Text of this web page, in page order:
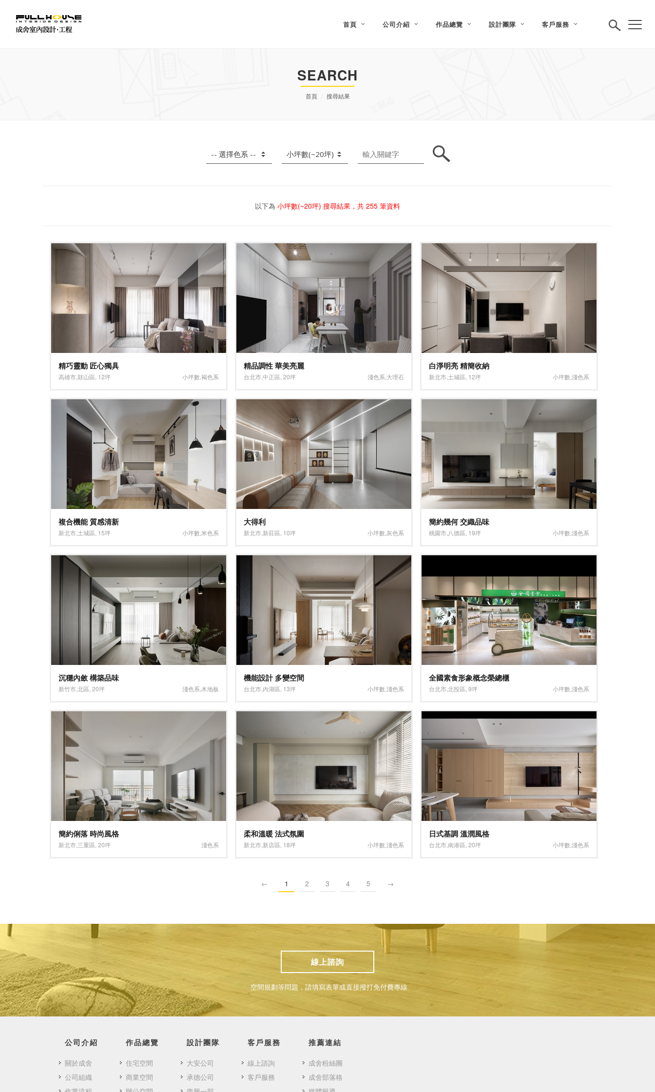
首頁 公司介紹 作品總覽 設計團隊 客戶服務
SEARCH
首頁 搜尋結果
以下為 小坪數(~20坪) 搜尋結果，共 255 筆資料
精巧靈動 匠心獨具
高雄市 鼓山區 12坪 小坪數 褐色系
精品調性 華美亮麗
台北市中正區 20坪 淺色系 大理石
白淨明亮 精簡收納
新北市 土城區 12坪 小坪數 淺色系
複合機能 質感清新
新北市 土城區 15坪 小坪數 米色系
大得利
新北市 新莊區 10坪 小坪數 灰色系
簡約幾何 交織品味
桃園市 八德區 19坪 小坪數 淺色系
沉穩內斂 構築品味
新竹市北區 20坪 淺色系 木地板
機能設計 多變空間
台北市 內湖區 13坪 小坪數 淺色系
全國素食形象概念榮總櫃
台北市北投區 9坪 小坪數 淺色系
簡約俐落 時尚風格
新北市 三重區 20坪 淺色系
柔和溫暖 法式氛圍
新北市 新店區 18坪 小坪數 淺色系
日式基調 溫潤風格
台北市南港區 20坪 小坪數 淺色系
← 1 2 3 4 5 →
線上諮詢
空間規劃等問題，請填寫表單或直接撥打免付費專線
公司介紹
關於成舍
公司組織
作品總覽
住宅空間
商業空間
設計團隊
大安公司
承德公司
客戶服務
線上諮詢
客戶服務
推薦連結
成舍粉絲團
成舍部落格